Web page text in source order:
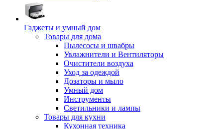
Гаджеты и умный дом
Товары для дома
Пылесосы и швабры
Увлажнители и Вентиляторы
Очистители воздуха
Уход за одеждой
Дозаторы и мыло
Умный дом
Инструменты
Светильники и лампы
Товары для кухни
Кухонная техника